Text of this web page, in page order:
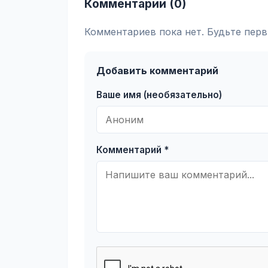
Комментарии (0)
Комментариев пока нет. Будьте
Добавить комментарий
Ваше имя (необязательно)
Комментарий *